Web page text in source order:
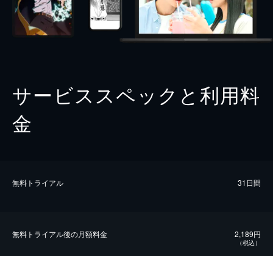
サービススペックと利用料
金
無料トライアル 31日間
無料トライアル後の⽉額料金 2,189円
（税込）